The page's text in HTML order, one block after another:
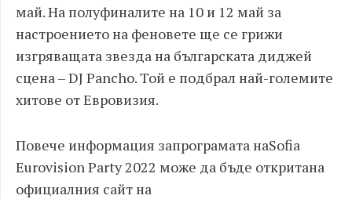
май. На полуфиналите на 10 и 12 май за
настроението на феновете ще се грижи
изгряващата звезда на българската диджей
сцена –DJ Pancho.Той е подбрал най-големите
хитове от Евровизия.
Повече информация запрограмата наSofia
Eurovision Party 2022 може да бъде откритана
официалния сайт на